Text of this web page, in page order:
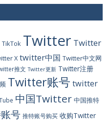
TikTok Twitter Twitter
X twitter中国 Twitter中文网
推文 Twitter更新 Twitter注册
Twitter账号 twitter
中国Twitter 中国推特
号 推特账号购买 收购Twitter